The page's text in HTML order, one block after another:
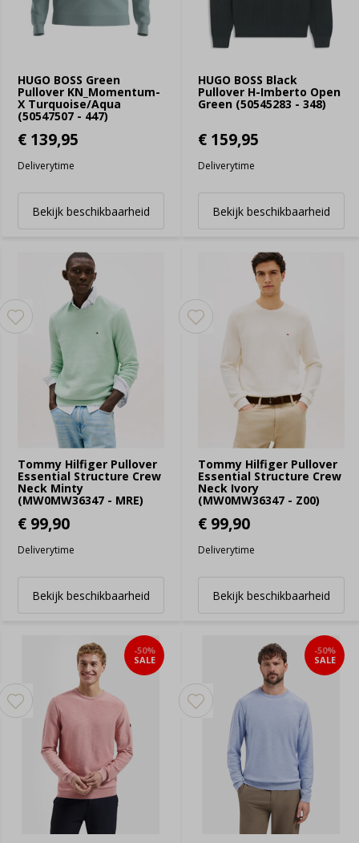
HUGO BOSS Green
Pullover KN_Momentum-
X Turquoise/Aqua
(50547507 - 447)
€ 139,95
Deliverytime
Bekijk beschikbaarheid
HUGO BOSS Black
Pullover H-Imberto Open
Green (50545283 - 348)
€ 159,95
Deliverytime
Bekijk beschikbaarheid
Tommy Hilfiger Pullover
Essential Structure Crew
Neck Minty
(MW0MW36347 - MRE)
€ 99,90
Deliverytime
Bekijk beschikbaarheid
Tommy Hilfiger Pullover
Essential Structure Crew
Neck Ivory
(MW0MW36347 - Z00)
€ 99,90
Deliverytime
Bekijk beschikbaarheid
-50%
SALE
-50%
SALE